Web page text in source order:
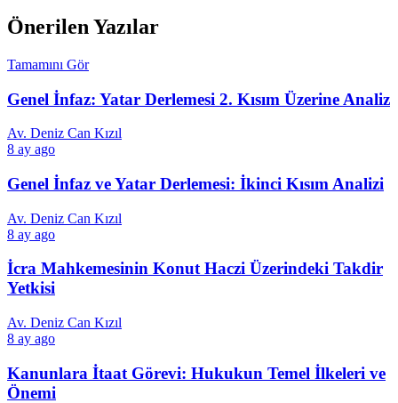
Önerilen Yazılar
Tamamını Gör
Genel İnfaz: Yatar Derlemesi 2. Kısım Üzerine Analiz
Av. Deniz Can Kızıl
8 ay ago
Genel İnfaz ve Yatar Derlemesi: İkinci Kısım Analizi
Av. Deniz Can Kızıl
8 ay ago
İcra Mahkemesinin Konut Haczi Üzerindeki Takdir
Yetkisi
Av. Deniz Can Kızıl
8 ay ago
Kanunlara İtaat Görevi: Hukukun Temel İlkeleri ve
Önemi